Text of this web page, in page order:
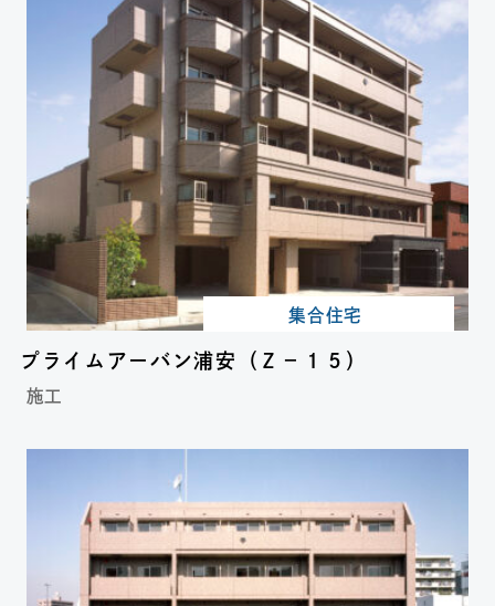
集合住宅
プライムアーバン浦安（Ｚ－１５）
施工